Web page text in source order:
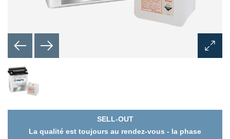
Ouvrir
la
SELL-OUT
La qualité est toujours au rendez-vous - la phase